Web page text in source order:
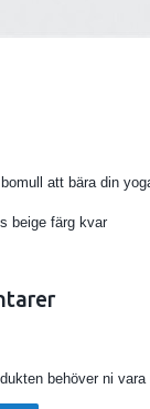
att bära din
beige färg kvar
behöver ni vara